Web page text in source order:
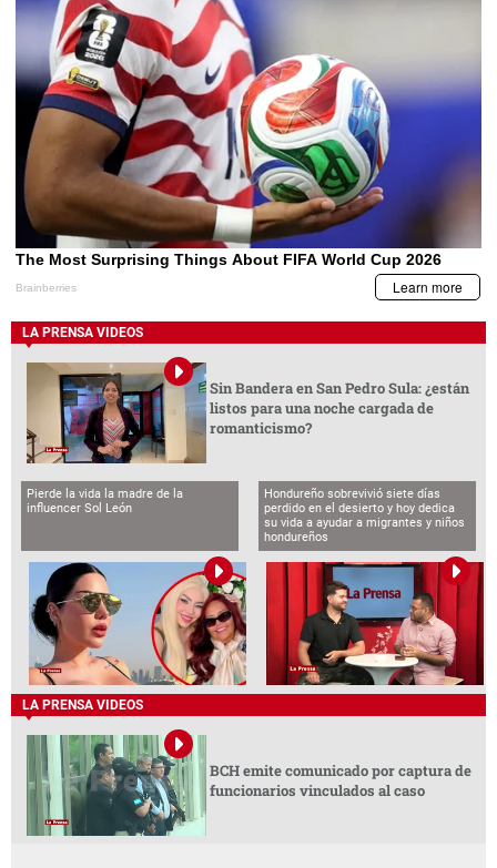
LA PRENSA VIDEOS
Sin Bandera en San Pedro Sula: ¿están
listos para una noche cargada de
romanticismo?
Pierde la vida la madre de la
influencer Sol León
Hondureño sobrevivió siete días
perdido en el desierto y hoy dedica
su vida a ayudar a migrantes y niños
hondureños
LA PRENSA VIDEOS
BCH emite comunicado por captura de
funcionarios vinculados al caso